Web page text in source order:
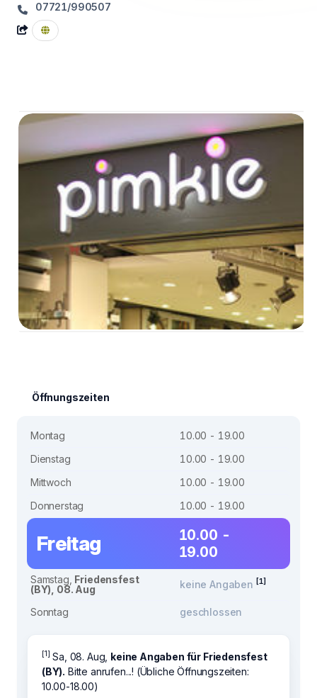
07721/990507
Öffnungszeiten
Montag
10.00 - 19.00
Dienstag
10.00 - 19.00
Mittwoch
10.00 - 19.00
Donnerstag
10.00 - 19.00
Freitag
10.00 -
19.00
Samstag, Friedensfest
(BY), 08. Aug
keine Angaben [1]
Sonntag geschlossen
[1] Sa, 08. Aug, keine Angaben für Friedensfest
(BY). Bitte anrufen...! (Übliche Öffnungszeiten:
10.00-18.00)